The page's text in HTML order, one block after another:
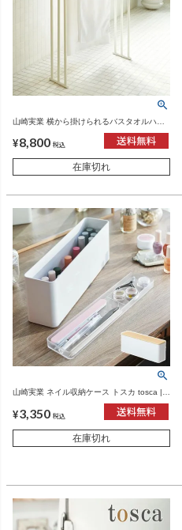
山崎実業 横から掛けられるバスタオルハン
ー・トスカシリーズ
¥8,800 税込
在庫切れ
山崎実業 ネイル収納ケース トスカ tosca |
インテリア雑貨・トスカシリーズ
¥3,350 税込
在庫切れ